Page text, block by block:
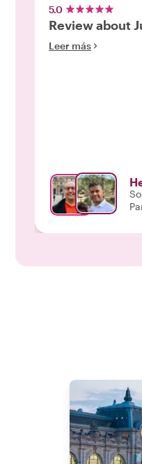
5.0
Review about
Leer más